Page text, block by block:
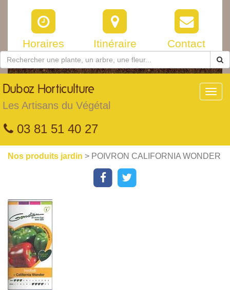
Horaires Itinéraire Contact
Duboz Horticulture
Les Artisans du Végétal
03 81 51 40 27
Nos produits jardin > POIVRON CALIFORNIA WONDER